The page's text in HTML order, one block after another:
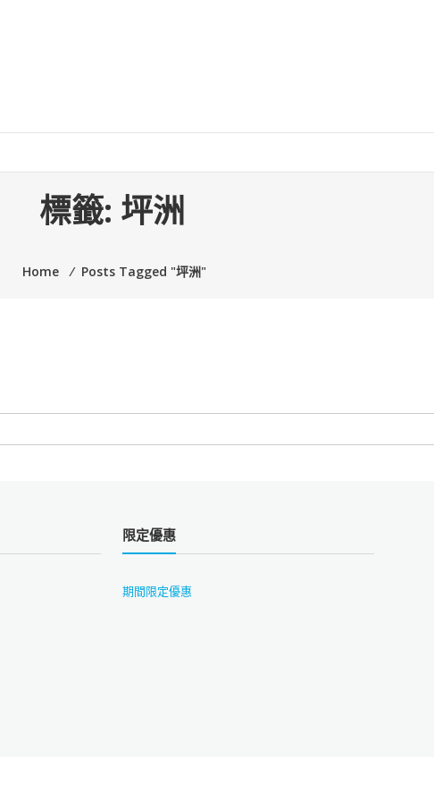
標籤: 坪洲
Home ⁄ Posts Tagged "坪洲"
限定優惠
期間限定優惠